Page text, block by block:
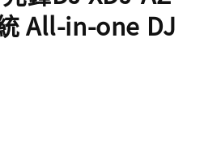
All-in-one DJ